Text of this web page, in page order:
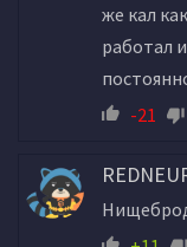
же кал
работал
-21